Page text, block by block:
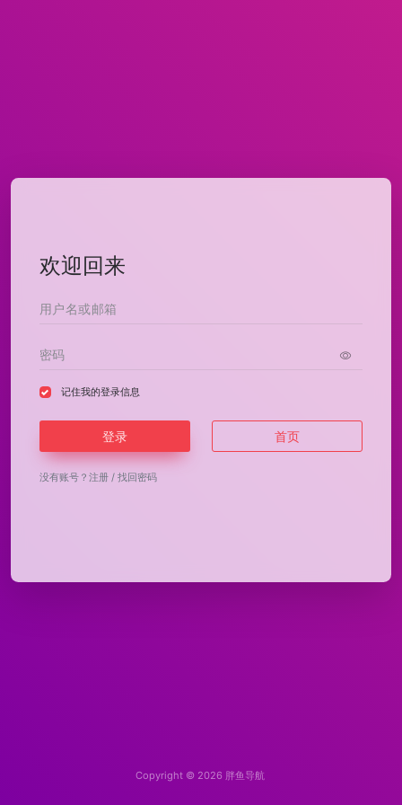
欢迎回来
记住我的登录信息
登录 首页
没有账号？ 注册 / 找回密码
Copyright © 2026 胖鱼导航